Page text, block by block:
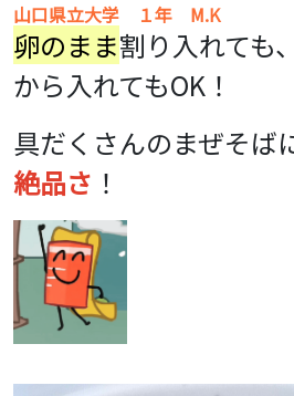
山口県立大学 １年 M.K
卵のまま割り入れても、
から入れてもOK！
具だくさんのまぜそば
絶品さ ！